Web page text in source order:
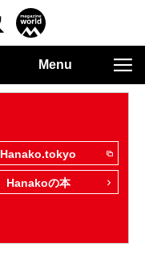
Menu
Hanako.tokyo
Hanakoの本